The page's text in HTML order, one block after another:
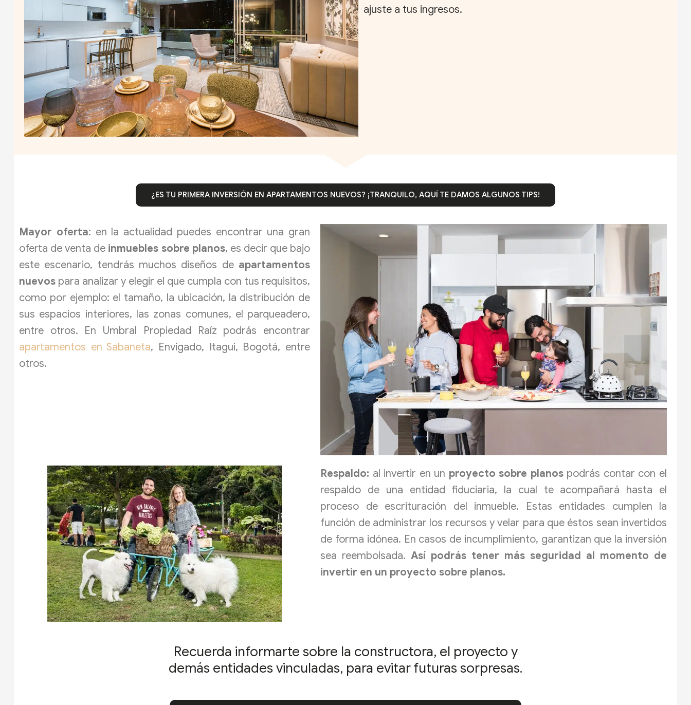
ajuste a tus ingresos.
¿ES TU PRIMERA INVERSIÓN EN APARTAMENTOS NUEVOS? ¡TRANQUILO, AQUÍ TE DAMOS ALGUNOS TIPS!
Mayor oferta: en la actualidad puedes encontrar una gran
oferta de venta de inmuebles sobre planos, es decir que bajo
este escenario, tendrás muchos diseños de apartamentos
nuevos para analizar y elegir el que cumpla con tus requisitos,
como por ejemplo: el tamaño, la ubicación, la distribución de
sus espacios interiores, las zonas comunes, el parqueadero,
entre otros. En Umbral Propiedad Raíz podrás encontrar
apartamentos en Sabaneta, Envigado, Itagui, Bogotá, entre
otros.
Respaldo: al invertir en un proyecto sobre planospodrás contar con el
respaldo de una entidad fiduciaria, la cual te acompañará hasta el
proceso de escrituración del inmueble. Estas entidades cumplen la
función de administrar los recursos y velar para que éstos sean invertidos
de forma idónea. En casos de incumplimiento, garantizan que la inversión
sea reembolsada.Así podrás tener más seguridad al momento de
invertir en un proyecto sobre planos.
Recuerda informarte sobre la constructora, el proyecto y
demás entidades vinculadas, para evitar futuras sorpresas.